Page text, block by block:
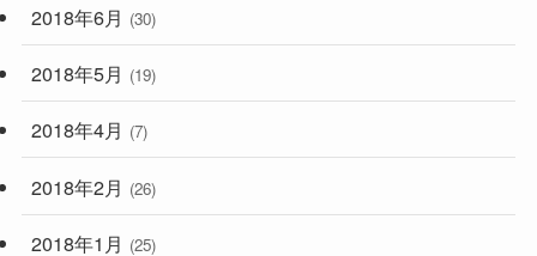
2018年6月 (30)
2018年5月 (19)
2018年4月 (7)
2018年2月 (26)
2018年1月 (25)